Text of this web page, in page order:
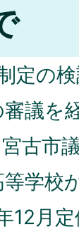
定の
議を
古市
学校
12月